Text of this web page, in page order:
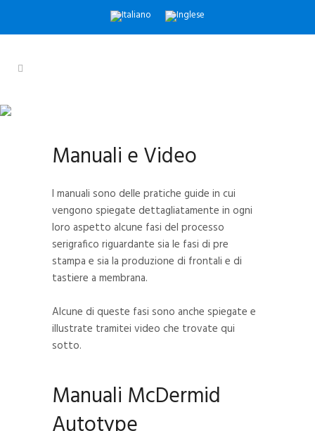
Manuali e Video
I manuali sono delle pratiche guide in cui
vengono spiegate dettagliatamente in ogni
loro aspetto alcune fasi del processo
serigrafico riguardante sia le fasi di pre
stampa e sia la produzione di frontali e di
tastiere a membrana.
Alcune di queste fasi sono anche spiegate e
illustrate tramitei video che trovate qui
sotto.
Manuali McDermid